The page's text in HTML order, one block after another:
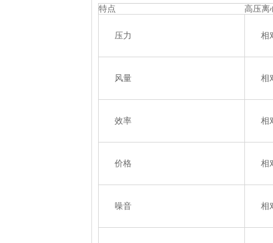
特点 高压离
压力 相
风量 相
效率 相
价格 相
噪音 相